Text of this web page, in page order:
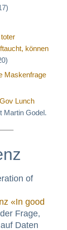
können
Maskenfrage
Lunch
Martin Godel.
«In good
Frage,
Daten